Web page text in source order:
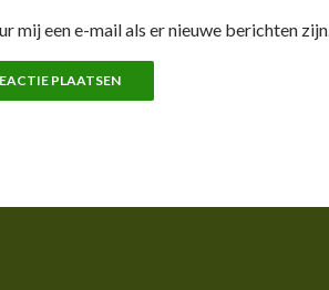
mij een e-mail als er nieuwe berichten zijn.